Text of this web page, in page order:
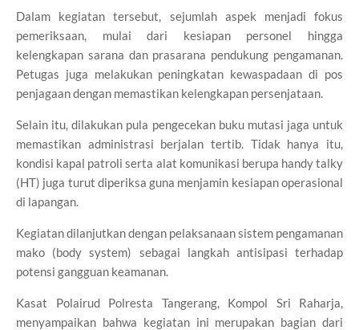
Dalam kegiatan tersebut, sejumlah aspek menjadi fokus
pemeriksaan, mulai dari kesiapan personel hingga
kelengkapan sarana dan prasarana pendukung pengamanan.
Petugas juga melakukan peningkatan kewaspadaan di pos
penjagaan dengan memastikan kelengkapan persenjataan.
Selain itu, dilakukan pula pengecekan buku mutasi jaga untuk
memastikan administrasi berjalan tertib. Tidak hanya itu,
kondisi kapal patroli serta alat komunikasi berupa handy talky
(HT) juga turut diperiksa guna menjamin kesiapan operasional
di lapangan.
Kegiatan dilanjutkan dengan pelaksanaan sistem pengamanan
mako (body system) sebagai langkah antisipasi terhadap
potensi gangguan keamanan.
Kasat Polairud Polresta Tangerang, Kompol Sri Raharja,
menyampaikan bahwa kegiatan ini merupakan bagian dari